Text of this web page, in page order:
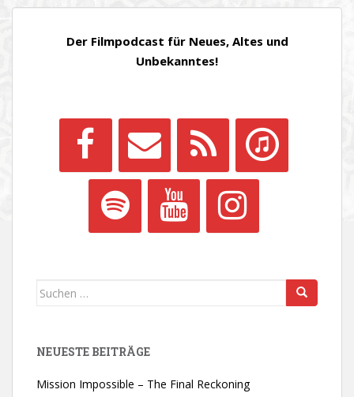
Der Filmpodcast für Neues, Altes und
Unbekanntes!
Suchen
NEUESTE BEITRÄGE
Mission Impossible – The Final Reckoning